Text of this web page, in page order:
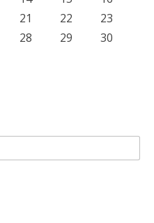
21 22
23
28 29
30